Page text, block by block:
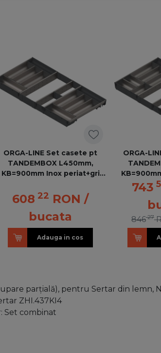
ORGA-LINE Set casete pt
TANDEMBOX L450mm,
KB=900mm Inox periat+gri
608 22 RON /
bucata
Adauga in cos
ORGA-
inchis743
84627
parţială), pentru Sertar din lemn,
ZHI.437KI4
Set combinat